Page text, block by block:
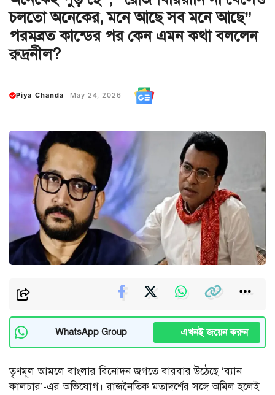
চলতো অনেকের, মনে আছে সব মনে আছে”
পরমব্রত কান্ডের পর কেন এমন কথা বললেন
রুদ্রনীল?
Piya Chanda May 24, 2026
WhatsApp Group এখনই জয়েন করুন
তৃণমূল আমলে বাংলার বিনোদন জগতে বারবার উঠেছে ‘ব্যান
কালচার’-এর অভিযোগ। রাজনৈতিক মতাদর্শের সঙ্গে অমিল হলেই